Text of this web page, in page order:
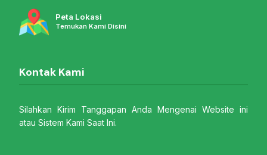
Peta Lokasi
Temukan Kami Disini
Kontak Kami
Silahkan Kirim Tanggapan Anda Mengenai Website ini
atau Sistem Kami Saat Ini.